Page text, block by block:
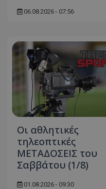
06.08.2026 - 07:56
Οι αθλητικές
τηλεοπτικές
ΜΕΤΑΔΟΣΕΙΣ του
Σαββάτου (1/8)
01.08.2026 - 09:30